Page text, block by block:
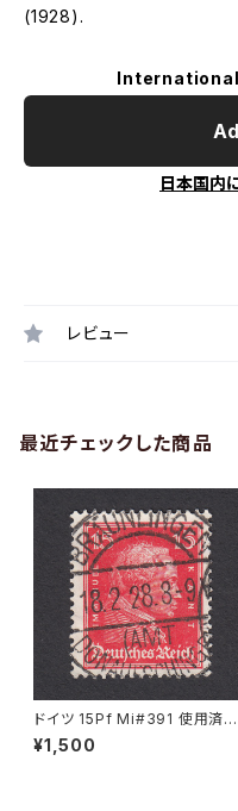
(1928).
日本国内
レビュー
最近チェックした商品
ドイツ 15Pf Mi#391 使用済み
切手｜BRÄUNLINGEN 18.2.1
928
¥1,500